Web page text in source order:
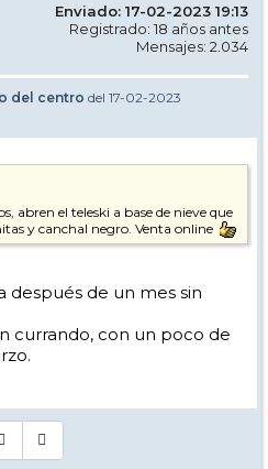
Enviado: 17-02-2023 19:13
Registrado: 18 años antes
Mensajes: 2.034
del centro del 17-02-2023
abren el teleski a base de nieve que
y canchal negro. Venta online
después de un mes sin
currando, con un poco de